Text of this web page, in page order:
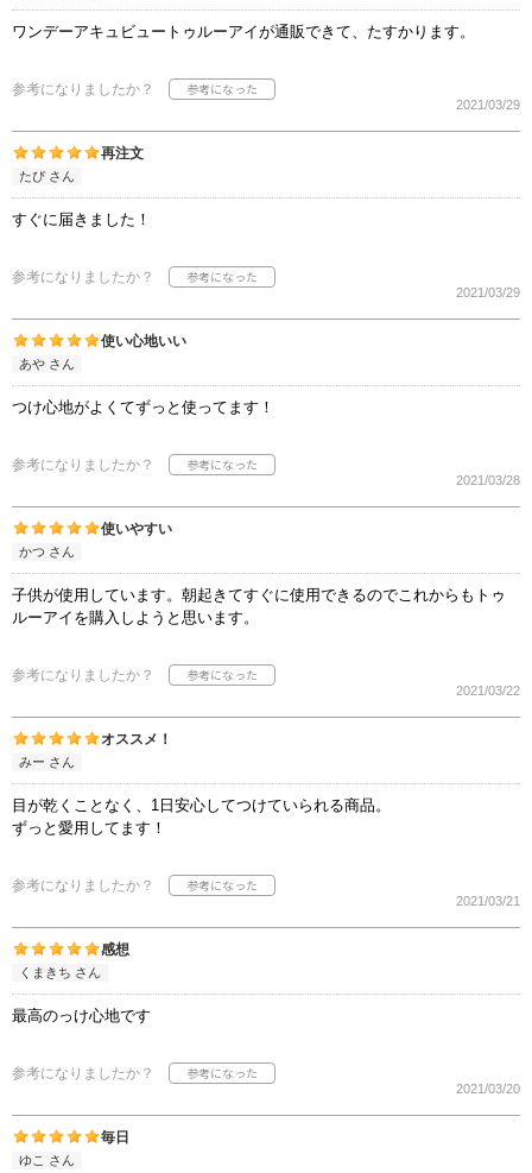
ワンデーアキュビュートゥルーアイが通販できて、たすかります。
参考になりましたか？
2021/03/29
再注文
たぴ さん
すぐに届きました！
参考になりましたか？
2021/03/29
使い心地いい
あや さん
つけ心地がよくてずっと使ってます！
参考になりましたか？
2021/03/28
使いやすい
かつ さん
子供が使用しています。朝起きてすぐに使用できるのでこれからもトゥ
ルーアイを購入しようと思います。
参考になりましたか？
2021/03/22
オススメ！
みー さん
目が乾くことなく、1日安心してつけていられる商品。
ずっと愛用してます！
参考になりましたか？
2021/03/21
感想
くまきち さん
最高のっけ心地です
参考になりましたか？
2021/03/20
毎日
ゆこ さん